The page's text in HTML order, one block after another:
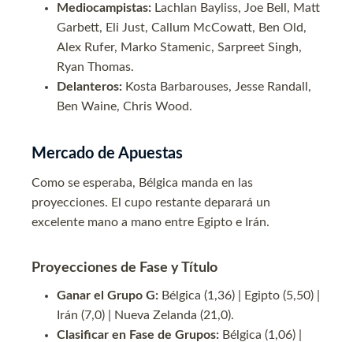
Mediocampistas: Lachlan Bayliss, Joe Bell, Matt
Garbett, Eli Just, Callum McCowatt, Ben Old,
Alex Rufer, Marko Stamenic, Sarpreet Singh,
Ryan Thomas.
Delanteros: Kosta Barbarouses, Jesse Randall,
Ben Waine, Chris Wood.
Mercado de Apuestas
Como se esperaba, Bélgica manda en las
proyecciones. El cupo restante deparará un
excelente mano a mano entre Egipto e Irán.
Proyecciones de Fase y Título
Ganar el Grupo G: Bélgica (1,36) | Egipto (5,50) |
Irán (7,0) | Nueva Zelanda (21,0).
Clasificar en Fase de Grupos: Bélgica (1,06) |